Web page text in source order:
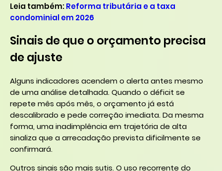
Leia também:Reforma tributária e a taxa
condominial em 2026
Sinais de que o orçamento precisa
de ajuste
Alguns indicadores acendem o alerta antes mesmo
de uma análise detalhada. Quando o déficit se
repete mês após mês, o orçamento já está
descalibrado e pede correção imediata. Da mesma
forma, uma inadimplência em trajetória de alta
sinaliza que a arrecadação prevista dificilmente se
confirmará.
Outros sinais são mais sutis. O uso recorrente do